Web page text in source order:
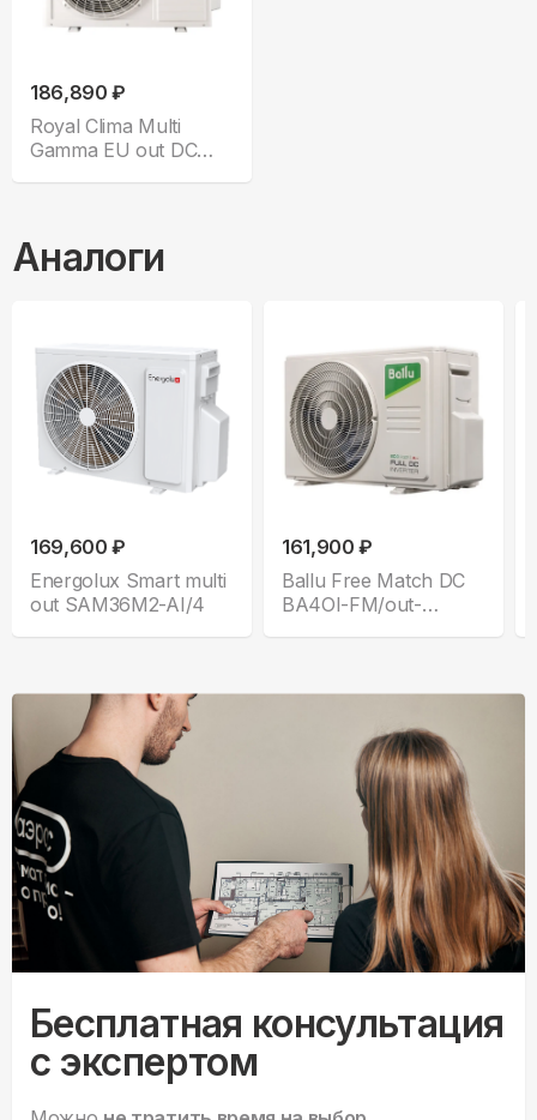
186,890 ₽
Royal Clima Multi
Gamma EU out DC
Аналоги
169,600 ₽
Energolux Smart multi
out SAM36M2-AI/4
161,900 ₽
Ballu Free Match DC
BA4OI-FM/out-
Бесплатная консультация
с экспертом